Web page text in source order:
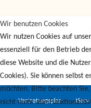
Vertretungsplan IServ
Wir benutzen Cookies
Wir nutzen Cookies auf
essenziell für den Betrieb
diese Website und die
Cookies). Sie können selbst
möchten. Bitte beachten
nicht mehr alle